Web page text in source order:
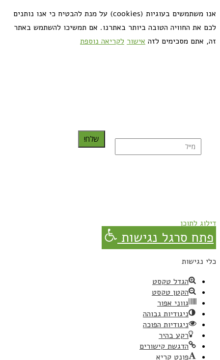
אנו משתמשים בעוגיות (cookies) על מנת להבטיח כי אנו נותנים
לכם את החוויה הטובה ביותר באתרנו. אם תמשיכו להשתמש באתר
זה, אתם מסכימים לזה אישור לקריאה נוספת
שלח!
דילוג לתוכן
פתח סרגל נגישות
כלי נגישות
הגדל טקסט
הקטן טקסט
גווני אפור
ניגודיות גבוהה
ניגודיות הפוכה
רקע בהיר
הדגשת קישורים
פונט קריא